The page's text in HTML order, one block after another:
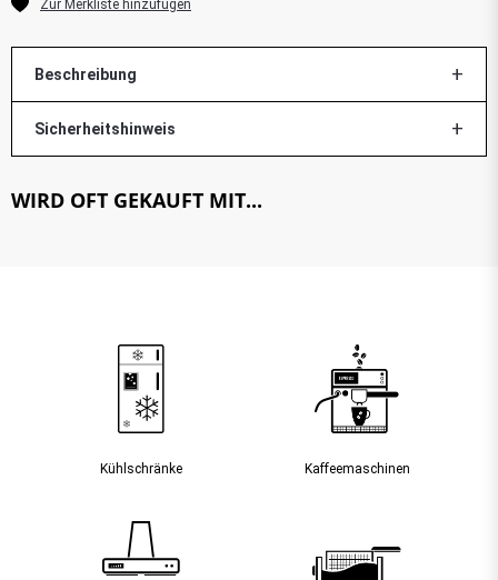
Beschreibung
Sicherheitshinweis
WIRD OFT GEKAUFT MIT...
Kühlschränke Kaffee­maschinen